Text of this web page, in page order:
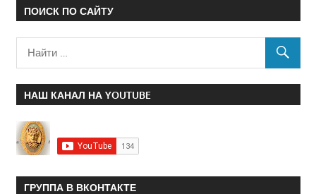
ПОИСК ПО САЙТУ
НАШ КАНАЛ НА YOUTUBE
ГРУППА В ВКОНТАКТЕ